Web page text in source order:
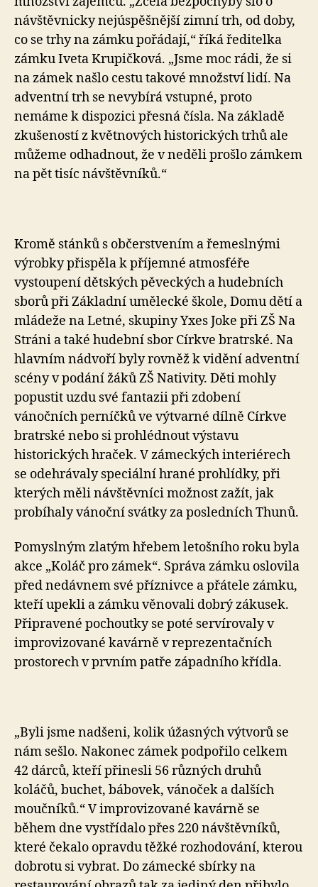
návštěvnicky nejúspěšnější zimní trh, od doby,
co se trhy na zámku pořádají,“ říká ředitelka
zámku Iveta Krupičková. „Jsme moc rádi, že si
na zámek našlo cestu takové množství lidí. Na
adventní trh se nevybírá vstupné, proto
nemáme k dispozici přesná čísla. Na základě
zkušeností z květnových historických trhů ale
můžeme odhadnout, že v neděli prošlo zámkem
na pět tisíc návštěvníků.“
Kromě stánků s občerstvením a řemeslnými
výrobky přispěla k příjemné atmosféře
vystoupení dětských pěveckých a hudebních
sborů při Základní umělecké škole, Domu dětí a
mládeže na Letné, skupiny Yxes Joke při ZŠ Na
Stráni a také hudební sbor Církve bratrské. Na
hlavním nádvoří byly rovněž k vidění adventní
scény v podání žáků ZŠ Nativity. Děti mohly
popustit uzdu své fantazii při zdobení
vánočních perníčků ve výtvarné dílně Církve
bratrské nebo si prohlédnout výstavu
historických hraček. V zámeckých interiérech
se odehrávaly speciální hrané prohlídky, při
kterých měli návštěvníci možnost zažít, jak
probíhaly vánoční svátky za posledních Thunů.
Pomyslným zlatým hřebem letošního roku byla
akce „Koláč pro zámek“. Správa zámku oslovila
před nedávnem své příznivce a přátele zámku,
kteří upekli a zámku věnovali dobrý zákusek.
Připravené pochoutky se poté servírovaly v
improvizované kavárně v reprezentačních
prostorech v prvním patře západního křídla.
„Byli jsme nadšeni, kolik úžasných výtvorů se
nám sešlo. Nakonec zámek podpořilo celkem
42 dárců, kteří přinesli 56 různých druhů
koláčů, buchet, bábovek, vánoček a dalších
moučníků.“ V improvizované kavárně se
během dne vystřídalo přes 220 návštěvníků,
které čekalo opravdu těžké rozhodování, kterou
dobrotu si vybrat. Do zámecké sbírky na